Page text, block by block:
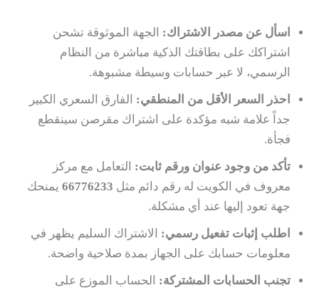
اسأل عن مصدر الاشتراك: الجهة الموثوقة تشحن
اشتراكك على بطاقتك الذكية مباشرة من النظام
الرسمي، لا عبر حسابات وسيطة مشبوهة.
احذر السعر الأقل من المنطقي: الفارق السعري الكبير
جداً علامة شبه مؤكدة على اشتراك مقرصن سينقطع
فجأة.
تأكد من وجود عنوان ورقم ثابت: التعامل مع مركز
معروف في الكويت له رقم دائم مثل 66776233 يمنحك
جهة تعود إليها عند أي مشكلة.
اطلب إثبات تفعيل رسمي: الاشتراك السليم يظهر في
معلومات حسابك على الجهاز بمدة صلاحية واضحة.
تجنب الحسابات المشتركة: الحساب الموزع على